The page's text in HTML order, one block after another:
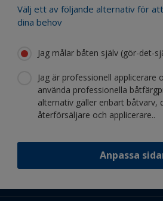
Välj ett av följande alternativ för
dina behov
Jag målar båten själv (gör-det-
Jag är professionell applicerare
använda professionella
alternativ gäller enbart båtvarv,
återförsäljare och applicerare..
Anpassa
Följ